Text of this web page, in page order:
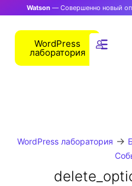
Watson— Совершенно новый
WordPress
лаборатория
WordPress лаборатория →